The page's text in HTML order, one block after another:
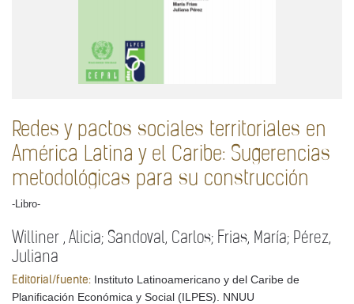
Redes y pactos sociales territoriales en
América Latina y el Caribe: Sugerencias
metodológicas para su construcción
-Libro-
Williner , Alicia; Sandoval, Carlos; Frias, María; Pérez,
Juliana
Editorial/fuente: Instituto Latinoamericano y del Caribe de
Planificación Económica y Social (ILPES). NNUU